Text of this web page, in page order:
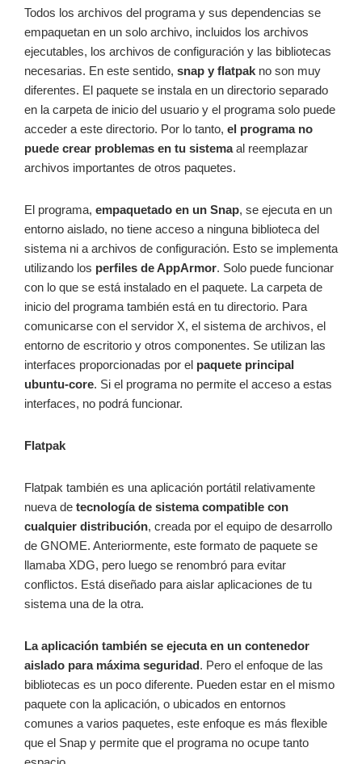
Todos los archivos del programa y sus dependencias se
empaquetan en un solo archivo, incluidos los archivos
ejecutables, los archivos de configuración y las bibliotecas
necesarias. En este sentido, snap y flatpak no son muy
diferentes. El paquete se instala en un directorio separado
en la carpeta de inicio del usuario y el programa solo puede
acceder a este directorio. Por lo tanto, el programa no
puede crear problemas en tu sistemaal reemplazar
archivos importantes de otros paquetes.
El programa, empaquetado en un Snap, se ejecuta en un
entorno aislado, no tiene acceso a ninguna biblioteca del
sistema ni a archivos de configuración. Esto se implementa
utilizando los perfiles de AppArmor. Solo puede funcionar
con lo que se está instalado en el paquete. La carpeta de
inicio del programa también está en tu directorio. Para
comunicarse con el servidor X, el sistema de archivos, el
entorno de escritorio y otros componentes. Se utilizan las
interfaces proporcionadas por el paquete principal
ubuntu-core. Si el programa no permite el acceso a estas
interfaces, no podrá funcionar.
Flatpak
Flatpak también es una aplicación portátil relativamente
nueva de tecnología de sistema compatible con
cualquier distribución, creada por el equipo de desarrollo
de GNOME. Anteriormente, este formato de paquete se
llamaba XDG, pero luego se renombró para evitar
conflictos. Está diseñado para aislar aplicaciones de tu
sistema una de la otra.
La aplicación también se ejecuta en un contenedor
aislado para máxima seguridad. Pero el enfoque de las
bibliotecas es un poco diferente. Pueden estar en el mismo
paquete con la aplicación, o ubicados en entornos
comunes a varios paquetes, este enfoque es más flexible
que el Snap y permite que el programa no ocupe tanto